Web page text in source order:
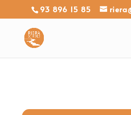
93 896 15 85